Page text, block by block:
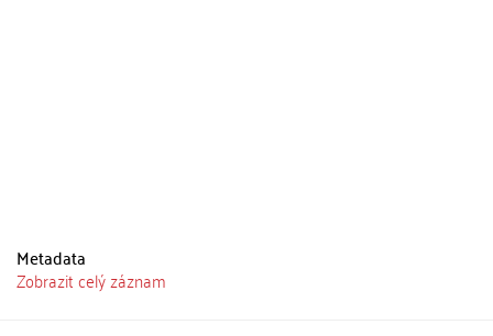
Metadata
Zobrazit celý záznam